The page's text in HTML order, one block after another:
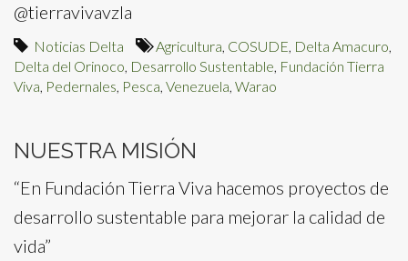
@tierravivavzla
Noticias Delta Agricultura, COSUDE, Delta Amacuro,
Delta del Orinoco, Desarrollo Sustentable, Fundación Tierra
Viva, Pedernales, Pesca, Venezuela, Warao
NUESTRA MISIÓN
“En Fundación Tierra Viva hacemos proyectos de
desarrollo sustentable para mejorar la calidad de
vida”